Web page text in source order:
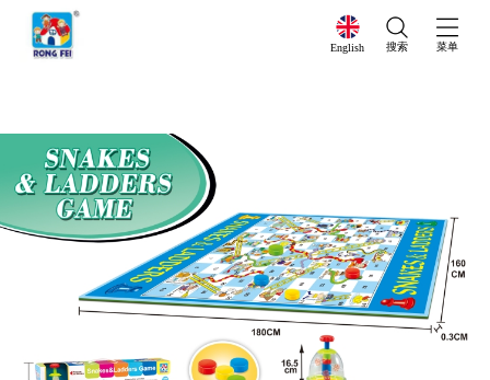
English 搜索 菜单